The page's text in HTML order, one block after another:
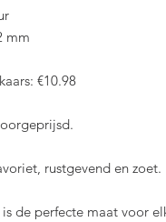
mm
€10.98
rustgevend en zoet.
is de perfecte maat voor